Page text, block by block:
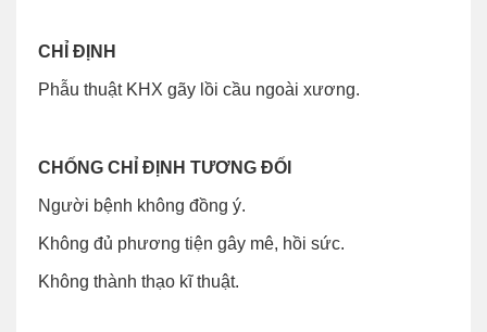
CHỈ ĐỊNH
Phẫu thuật KHX gãy lồi cầu ngoài xương.
CHỐNG CHỈ ĐỊNH TƯƠNG ĐỐI
Người bệnh không đồng ý.
Không đủ phương tiện gây mê, hồi sức.
Không thành thạo kĩ thuật.